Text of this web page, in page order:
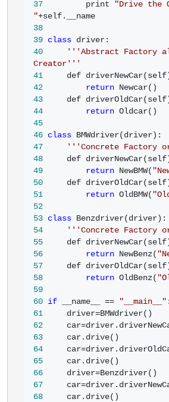
37
         print
"
"+
38
39 class
40
''' Abstract Factory
Creator '''
41
42
return
43
44
return
45
46 class
47
''' Concrete Factory
48
49
return NewBMW( "
50
51
return OldBMW( "
52
53 class
54
''' Concrete Factory
55
56
return NewBenz( "
57
58
return OldBenz( "
59
60 if __name__ == " __main__ "
61
     driver=
62
     car=
63
64
     car=
65
66
     driver=
67
     car=
68